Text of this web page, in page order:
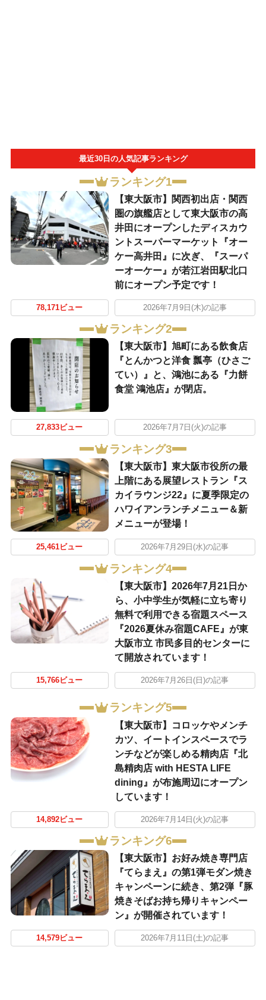
最近30日の人気記事ランキング
ランキング1
【東大阪市】関西初出店・関西
圏の旗艦店として東大阪市の高
井田にオープンしたディスカウ
ントスーパーマーケット『オー
ケー高井田』に次ぎ、『スーパ
ーオーケー』が若江岩田駅北口
前にオープン予定です！
78,171ビュー 2026年7月9日(木)の記事
ランキング2
【東大阪市】旭町にある飲食店
『とんかつと洋食 瓢亭（ひさご
てい）』と、鴻池にある『力餅
食堂 鴻池店』が閉店。
27,833ビュー 2026年7月7日(火)の記事
ランキング3
【東大阪市】東大阪市役所の最
上階にある展望レストラン『ス
カイラウンジ22』に夏季限定の
ハワイアンランチメニュー＆新
メニューが登場！
25,461ビュー 2026年7月29日(水)の記事
ランキング4
【東大阪市】2026年7月21日か
ら、小中学生が気軽に立ち寄り
無料で利用できる宿題スペース
『2026夏休み宿題CAFE』が東
大阪市立 市民多目的センターに
て開放されています！
15,766ビュー 2026年7月26日(日)の記事
ランキング5
【東大阪市】コロッケやメンチ
カツ、イートインスペースでラ
ンチなどが楽しめる精肉店『北
島精肉店 with HESTA LIFE
dining』が布施周辺にオープン
しています！
14,892ビュー 2026年7月14日(火)の記事
ランキング6
【東大阪市】お好み焼き専門店
『てらまえ』の第1弾モダン焼き
キャンペーンに続き、第2弾『豚
焼きそばお持ち帰りキャンペー
ン』が開催されています！
14,579ビュー 2026年7月11日(土)の記事